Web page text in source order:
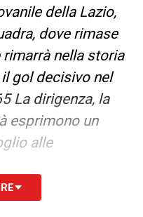
della Lazio,
dove rimase
nella storia
gol decisivo nel
La dirigenza, la
esprimono un
alle